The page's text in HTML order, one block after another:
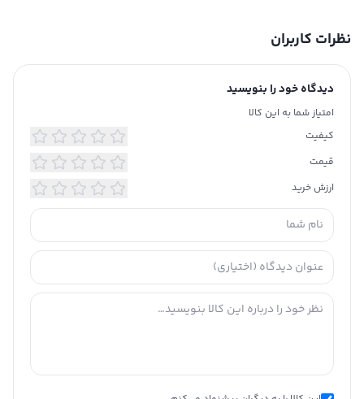
نظرات کاربران
دیدگاه خود را بنویسید
امتیاز شما به این کالا
کیفیت
قیمت
ارزش خرید